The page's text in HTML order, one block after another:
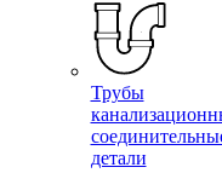
Трубы
детали